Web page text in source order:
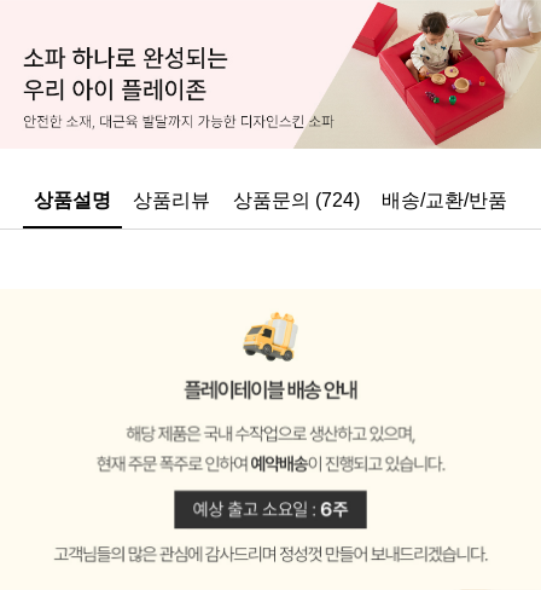
상품설명 상품리뷰 상품문의 (724) 배송/교환/반품